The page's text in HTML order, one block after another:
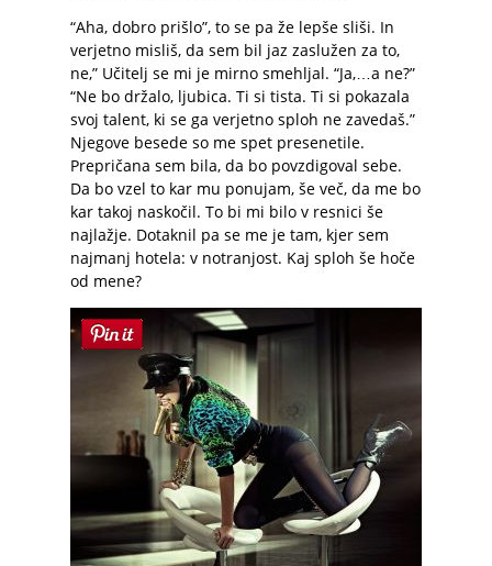
“Aha, dobro prišlo”, to se pa že lepše sliši. In
verjetno misliš, da sem bil jaz zaslužen za to,
ne,” Učitelj se mi je mirno smehljal. “Ja,…a ne?”
“Ne bo držalo, ljubica. Ti si tista. Ti si pokazala
svoj talent, ki se ga verjetno sploh ne zavedaš.”
Njegove besede so me spet presenetile.
Prepričana sem bila, da bo povzdigoval sebe.
Da bo vzel to kar mu ponujam, še več, da me bo
kar takoj naskočil. To bi mi bilo v resnici še
najlažje. Dotaknil pa se me je tam, kjer sem
najmanj hotela: v notranjost. Kaj sploh še hoče
od mene?